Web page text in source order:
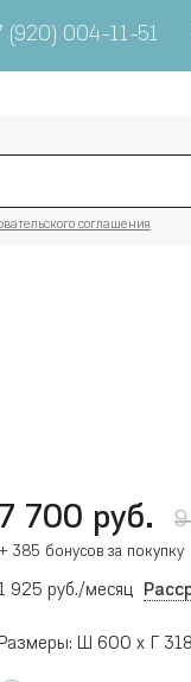
(920) 004-11-51
соглашения
700 руб.
385 бонусов за покупку
925 руб./месяц
Ш 600 x Г